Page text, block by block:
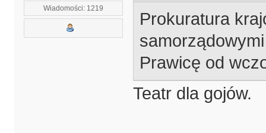
Wiadomości: 1219
Prokuratura
Prawicę od
Teatr dla gojów.